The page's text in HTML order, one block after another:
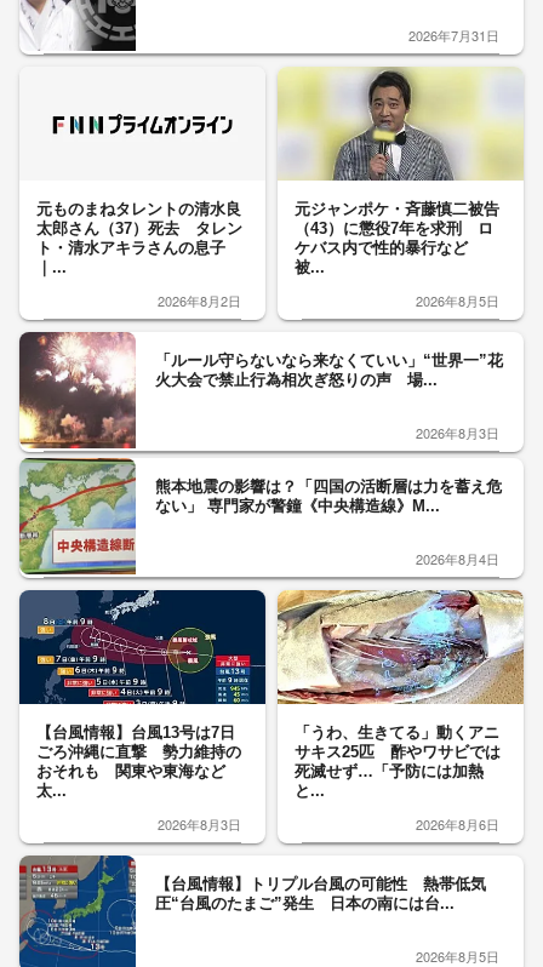
2026年7月31日
元ものまねタレントの清水良
太郎さん（37）死去 タレン
ト・清水アキラさんの息子
｜...
2026年8月2日
元ジャンポケ・斉藤慎二被告
（43）に懲役7年を求刑 ロ
ケバス内で性的暴行など
被...
2026年8月5日
「ルール守らないなら来なくていい」“世界一”花
火大会で禁止行為相次ぎ怒りの声 場...
2026年8月3日
熊本地震の影響は？「四国の活断層は力を蓄え危
ない」 専門家が警鐘《中央構造線》M...
2026年8月4日
【台風情報】台風13号は7日
ごろ沖縄に直撃 勢力維持の
おそれも 関東や東海など
太...
2026年8月3日
「うわ、生きてる」動くアニ
サキス25匹 酢やワサビでは
死滅せず…「予防には加熱
と...
2026年8月6日
【台風情報】トリプル台風の可能性 熱帯低気
圧“台風のたまご”発生 日本の南には台...
2026年8月5日